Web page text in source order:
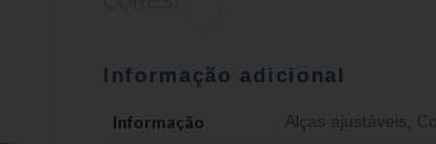
Informação adicional
Informação Alças ajustáveis